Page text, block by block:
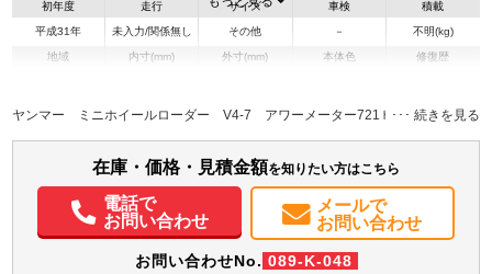
初年度
平成31年
走行
未入力/関係無し
サイズ
その他
車検
－
積載
不明(kg)
地域 内寸(mm) 外寸(mm) 本体色 修復歴
ヤンマー ミニホイールローダー V4-7 アワーメーター721ｈ
在庫・価格・見積金額を知りたい方はこちら
電話で
お問い合わせ
メールで
お問い合わせ
お問い合わせNo. 089-K-048